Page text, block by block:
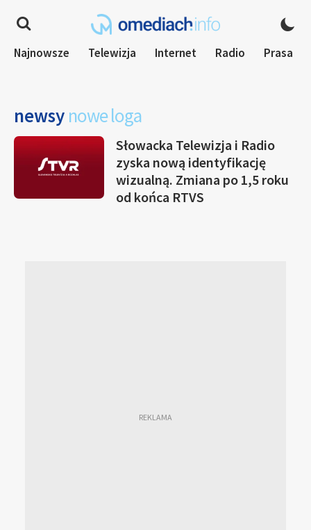
Najnowsze Telewizja Internet Radio Prasa
newsy nowe loga
Słowacka Telewizja i Radio
zyska nową identyfikację
wizualną. Zmiana po 1,5 roku
od końca RTVS